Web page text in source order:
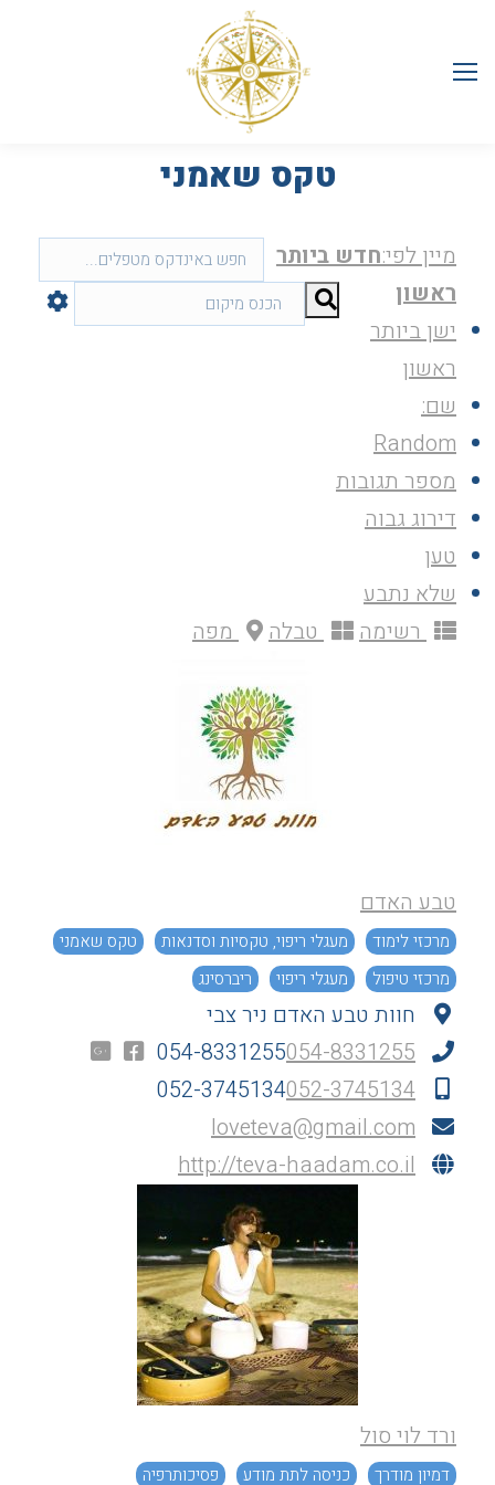
טקס שאמני
מיין לפי:חדש ביותר
ראשון
ישן ביותר
ראשון
שם:
Random
מספר תגובות
דירוג גבוה
טען
שלא נתבע
רשימה
טבלה מפה
טבע האדם
מרכזי לימוד מעגלי ריפוי, טקסיות וסדנאות
טקס שאמני
מרכזי טיפול
מעגלי ריפוי ריברסינג
חוות טבע האדם ניר צבי
054-8331255054-8331255
052-3745134052-3745134
loveteva@gmail.com
http://teva-haadam.co.il
ורד לוי סול
דמיון מודרך כניסה לתת מודע
פסיכותרפיה